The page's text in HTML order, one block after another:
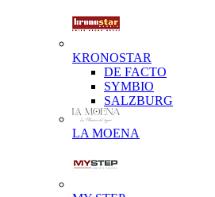
KRONOSTAR
DE FACTO
SYMBIO
SALZBURG
LA MOENA